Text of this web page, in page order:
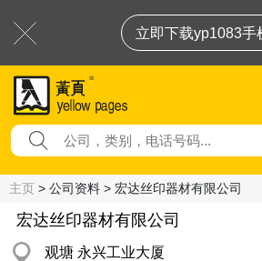
立即下载yp1083手
主页 > 公司资料 > 宏达丝印器材有限公司
宏达丝印器材有限公司
观塘 永兴工业大厦